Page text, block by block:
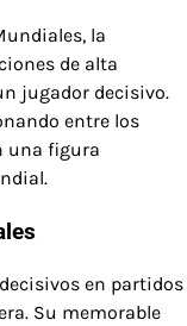
la
de alta
jugador decisivo.
entre los
una figura
en partidos
Su memorable